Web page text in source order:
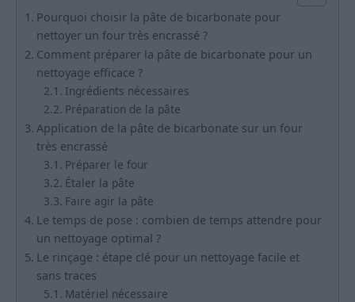
Pourquoi choisir la pâte de bicarbonate pour
nettoyer un four très encrassé ?
Comment préparer la pâte de bicarbonate pour un
nettoyage efficace ?
Ingrédients nécessaires
Préparation de la pâte
Application de la pâte de bicarbonate sur un four
très encrassé
Préparer le four
Étaler la pâte
Faire agir la pâte
Le temps de pose : combien de temps attendre pour
un nettoyage optimal ?
Le rinçage : étape clé pour un nettoyage facile et
sans traces
Matériel nécessaire